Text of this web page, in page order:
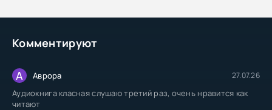
Комментируют
А Аврора 27.07.26
Аудиокнига класная слушаю третий раз, очень нравится как
читают